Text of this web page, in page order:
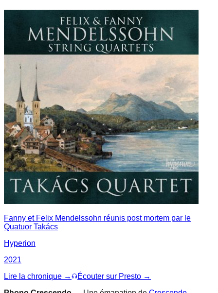
Fanny et Felix Mendelssohn réunis post mortem par le
Quatuor Takács
Hyperion
2021
Lire la chronique →
Écouter sur Presto →